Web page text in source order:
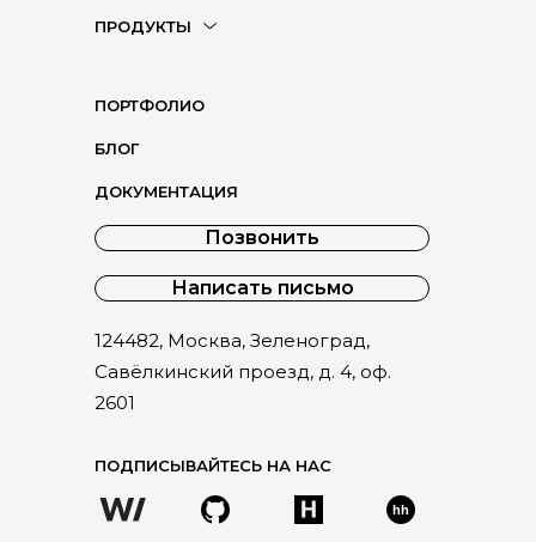
ПРОДУКТЫ
ПОРТФОЛИО
БЛОГ
ДОКУМЕНТАЦИЯ
Позвонить
Написать письмо
124482, Москва, Зеленоград,
Савёлкинский проезд, д. 4, оф.
2601
ПОДПИСЫВАЙТЕСЬ НА НАС
hh